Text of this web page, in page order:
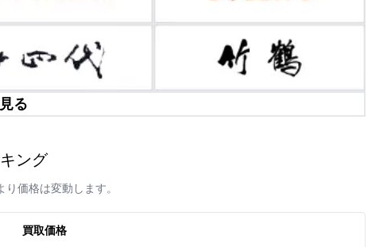
る
ング
価格は変動します。
買取価格